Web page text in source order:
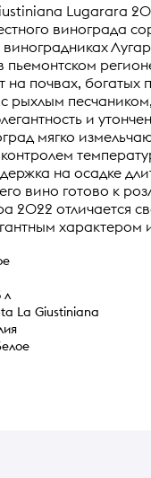
Lugarara
винограда
пьемонтском
на почвах, богатых
рыхлым
и
мягко
на осадке
вино готово к
2022 отличается
характером и
л
La Giustiniana